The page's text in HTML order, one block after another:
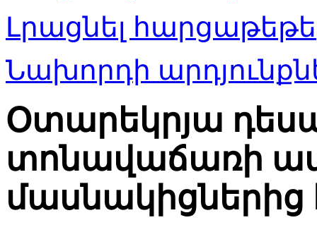
Լրացնել
Նախորդի
Օտարեկրյա
տոնավաճառի
մասնակիցներից